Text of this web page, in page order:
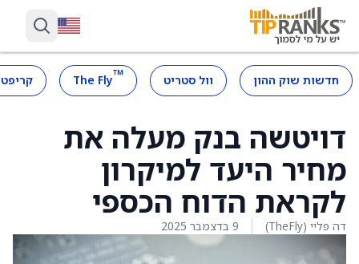
חדשות שוק ההון וול סטריט ™
The Fly
דויטשה בנק מעלה את
מחיר היעד למיקרון
לקראת הדוח הכספי
דה פליי (TheFly) 9 בדצמבר 2025